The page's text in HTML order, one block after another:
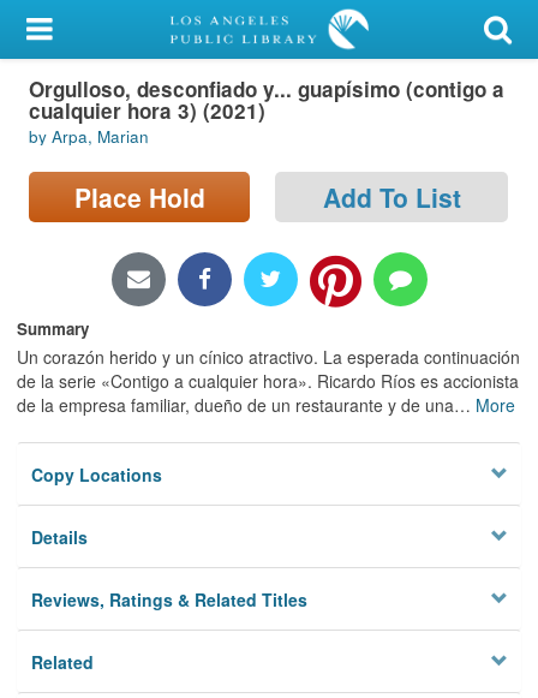
My Account
Library Card
Sign In
Search
Locations/Hours (external
Privacy
Orgulloso, desconfiado y... guapísimo (contigo a
cualquier hora 3) (2021)
by Arpa, Marian
Place Hold Add To List
Summary
Un corazón herido y un cínico atractivo. La esperada continuación
de la serie «Contigo a cualquier hora». Ricardo Ríos es accionista
de la empresa familiar, dueño de un restaurante y de una… More
Copy Locations
Details
Reviews, Ratings & Related Titles
Related